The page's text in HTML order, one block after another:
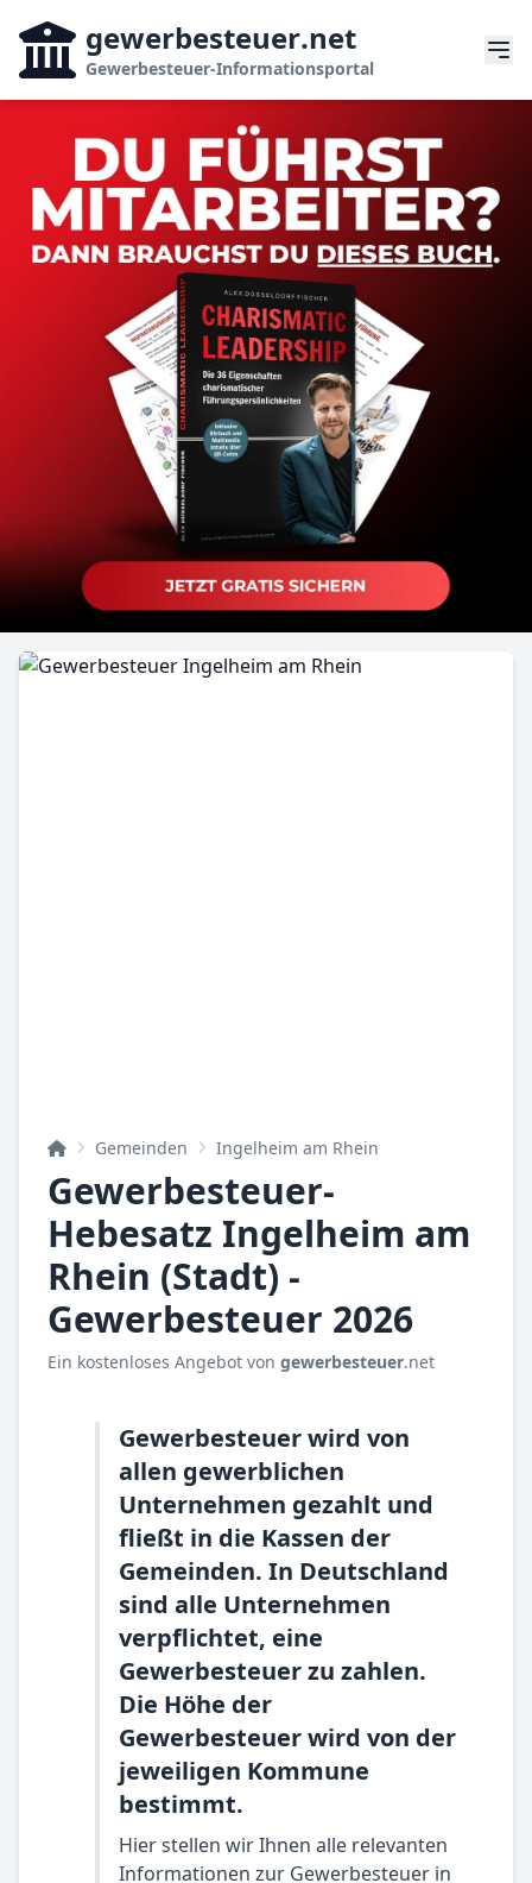
gewerbesteuer.net
Gewerbesteuer-Informationsportal
Gemeinden Ingelheim am Rhein
Gewerbesteuer-
Hebesatz Ingelheim am
Rhein (Stadt) -
Gewerbesteuer 2026
Ein kostenloses Angebot von gewerbesteuer.net
Gewerbesteuer wird von
allen gewerblichen
Unternehmen gezahlt und
fließt in die Kassen der
Gemeinden. In Deutschland
sind alle Unternehmen
verpflichtet, eine
Gewerbesteuer zu zahlen.
Die Höhe der
Gewerbesteuer wird von der
jeweiligen Kommune
bestimmt.
Hier stellen wir Ihnen alle relevanten
Informationen zur Gewerbesteuer in